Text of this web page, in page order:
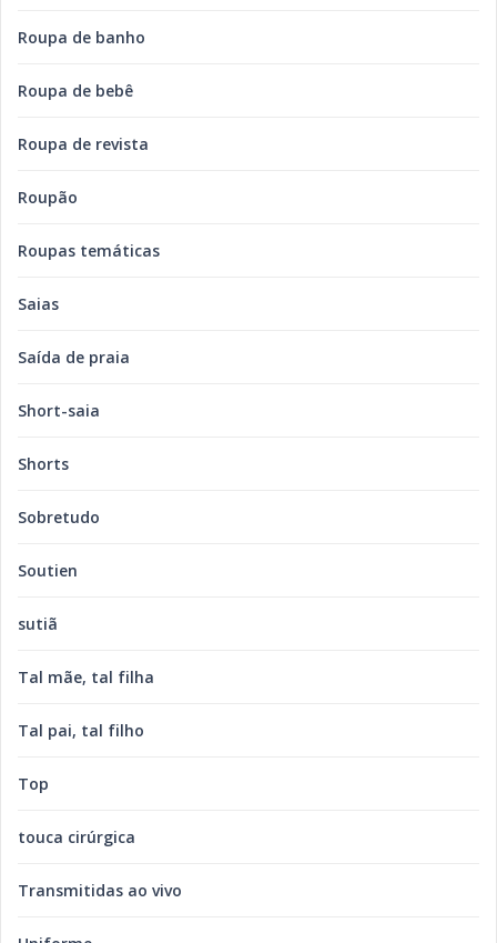
Roupa de banho
Roupa de bebê
Roupa de revista
Roupão
Roupas temáticas
Saias
Saída de praia
Short-saia
Shorts
Sobretudo
Soutien
sutiã
Tal mãe, tal filha
Tal pai, tal filho
Top
touca cirúrgica
Transmitidas ao vivo